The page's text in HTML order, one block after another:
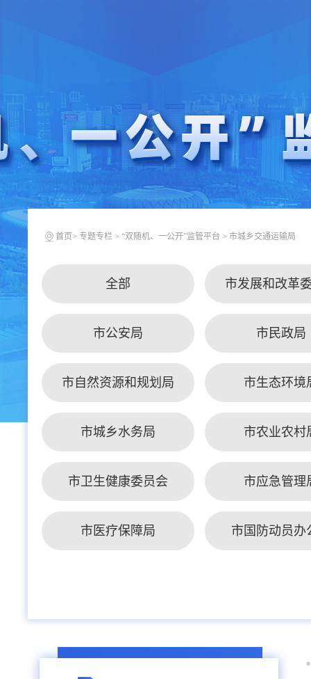
首页 > 专题专栏 > “双随机、一公开”监管平台 > 市城乡交通运输局
全部 市发展和改革
市公安局 市民政局
市自然资源和规划局 市生态环境
市城乡水务局 市农业农村
市卫生健康委员会 市应急管理
市医疗保障局 市国防动员办